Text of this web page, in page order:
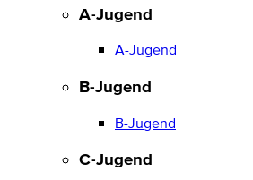
A-Jugend
A-Jugend
B-Jugend
B-Jugend
C-Jugend